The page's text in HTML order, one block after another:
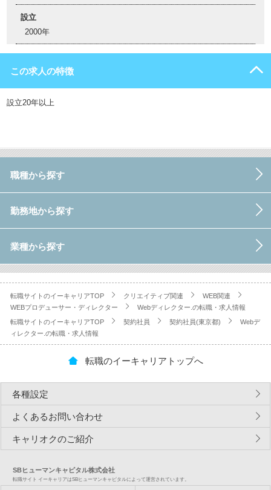
設立
2000年
この求人の特徴
設立20年以上
職種から探す
勤務地から探す
業種から探す
転職サイトのイーキャリアTOP クリエイティブ関連
WEB関連
WEBプロデューサー・ディレクター
Webディレクター.の転職・求人情報
転職サイトのイーキャリアTOP 契約社員 契約社員(東京都)
Webデ
ィレクター.の転職・求人情報
転職のイーキャリアトップへ
各種設定
よくあるお問い合わせ
キャリオクのご紹介
SBヒューマンキャピタル株式会社
転職サイト イーキャリアはSBヒューマンキャピタルによって運営されています。